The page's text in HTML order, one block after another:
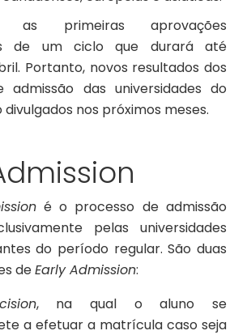
as primeiras aprovações
de um ciclo que durará até
Portanto, novos resultados dos
admissão das universidades do
nos próximos meses.
é o processo de admissão
pelas universidades
do período regular. São duas
deEarly Admission:
, na qual o aluno se
a efetuar a matrícula caso seja